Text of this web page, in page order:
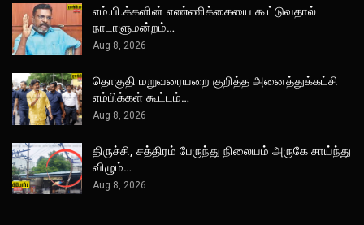
எம்.பி.க்களின் எண்ணிக்கையை கூட்டுவதால்
நாடாளுமன்றம்…
Aug 8, 2026
தொகுதி மறுவரையறை குறித்த அனைத்துக்கட்சி
எம்பிக்கள் கூட்டம்…
Aug 8, 2026
திருச்சி, சத்திரம் பேருந்து நிலையம் அருகே சாய்ந்து
விழும்…
Aug 8, 2026